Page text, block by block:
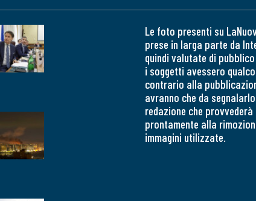
Le foto presenti su
prese in larga parte da
quindi valutate di
i soggetti avessero
contrario alla
avranno che da
redazione che provvederà
prontamente alla
immagini utilizzate.